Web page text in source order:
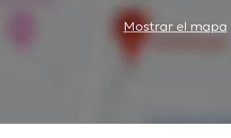
Mostrar el mapa